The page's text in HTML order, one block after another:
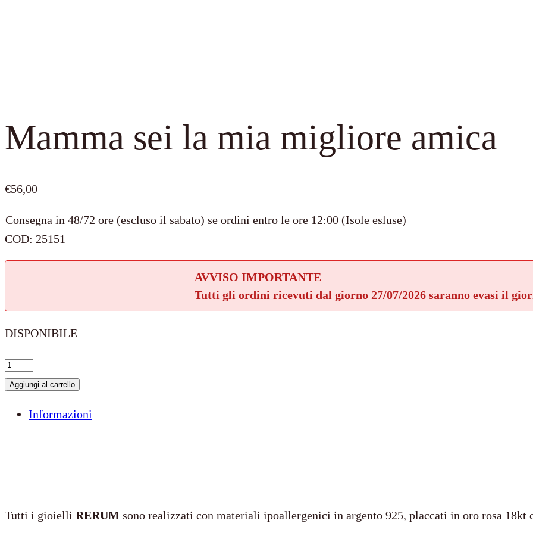
Mamma sei la mia migliore amica
€56,00
Consegna in 48/72 ore (escluso il sabato) se ordini entro le ore 12:00 (Isole esluse)
COD: 25151
AVVISO IMPORTANTE
Tutti gli ordini ricevuti dal giorno 27/07/2026 saranno evasi il
DISPONIBILE
Mamma
sei
mia
Aggiungi al carrello
Informazioni
Tutti i gioielli RERUM sono realizzati con materiali ipoallergenici in argento 925, placcati in oro rosa 18kt